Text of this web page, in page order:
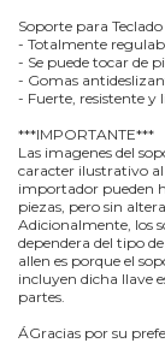
Soporte para
- Totalmente
- Se puede tocar de
- Gomas
- Fuerte, resistente y
***IMPORTANTE***
Las imagenes del
caracter ilustrativo
importador pueden
piezas, pero sin
Adicionalmente, los
dependera del tipo
allen es porque el
incluyen dicha llave
partes.
ÁGracias por su